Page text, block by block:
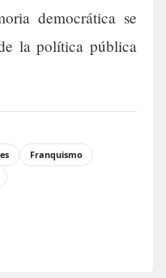
democrática se
la política pública
Franquismo